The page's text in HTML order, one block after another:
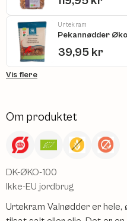
Urtekram
Pekannødder
39,95 kr
Vis flere
Om produktet
DK-ØKO-100
Ikke-EU jordbrug
Urtekram Valnødder er hele,